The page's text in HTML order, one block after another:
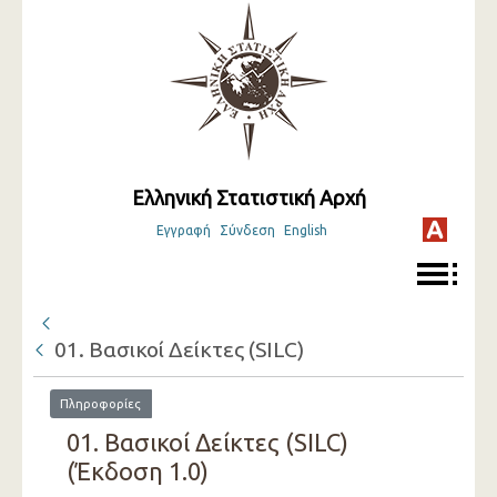
Ελληνική Στατιστική Αρχή
Εγγραφή Σύνδεση English
01. Βασικοί Δείκτες (SILC)
Πληροφορίες
01. Βασικοί Δείκτες (SILC)
(Έκδοση 1.0)